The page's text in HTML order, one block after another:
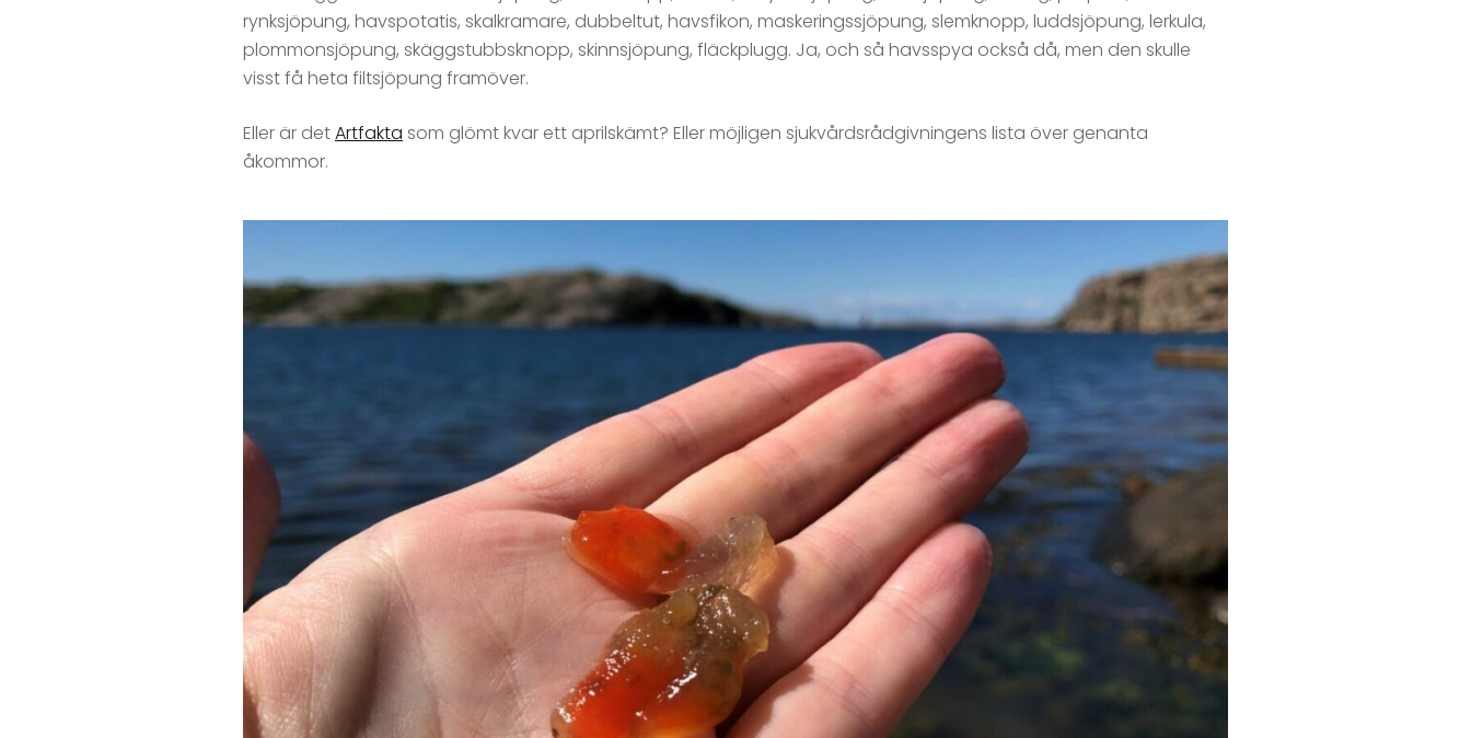
rynksjöpung, havspotatis, skalkramare, dubbeltut, havsfikon, maskeringssjöpung, slemknopp, luddsjöpung, lerkula,
plommonsjöpung, skäggstubbsknopp, skinnsjöpung, fläckplugg. Ja, och så havsspya också då, men den skulle
visst få heta filtsjöpung framöver.
Eller är detArtfakta som glömt kvar ett aprilskämt? Eller möjligen sjukvårdsrådgivningens lista över genanta
åkommor.